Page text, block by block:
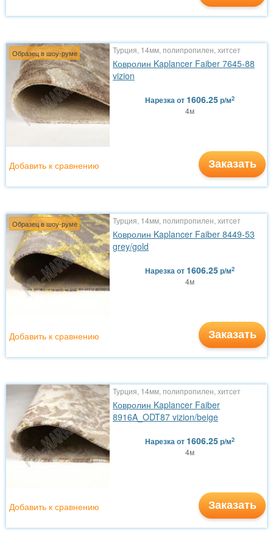
Образец в шоу-руме Турция, 14мм, полипропилен, хитсет
Ковролин Kaplancer Faiber 7645-88
vizion
Нарезкаот 1606.25р/м2
4м
Заказать
Добавить к сравнению
Образец в шоу-руме Турция, 14мм, полипропилен, хитсет
Ковролин Kaplancer Faiber 8449-53
grey/gold
Нарезкаот 1606.25р/м2
4м
Заказать
Добавить к сравнению
Турция, 14мм, полипропилен, хитсет
Ковролин Kaplancer Faiber
8916A_ODT87 vizion/beige
Нарезкаот 1606.25р/м2
4м
Заказать
Добавить к сравнению